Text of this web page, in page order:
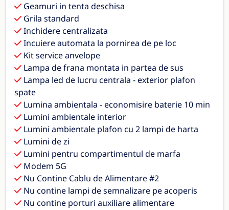
Geamuri in tenta deschisa
Grila standard
Inchidere centralizata
Incuiere automata la pornirea de pe loc
Kit service anvelope
Lampa de frana montata in partea de sus
Lampa led de lucru centrala - exterior plafon
spate
Lumina ambientala - economisire baterie 10 min
Lumini ambientale interior
Lumini ambientale plafon cu 2 lampi de harta
Lumini de zi
Lumini pentru compartimentul de marfa
Modem 5G
Nu Contine Cablu de Alimentare #2
Nu contine lampi de semnalizare pe acoperis
Nu contine porturi auxiliare alimentare